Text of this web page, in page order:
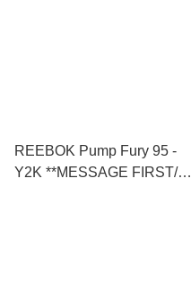
REEBOK Pump Fury 95 -
Y2K **MESSAGE FIRST/先